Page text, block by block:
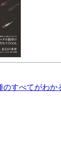
のすべてがわ